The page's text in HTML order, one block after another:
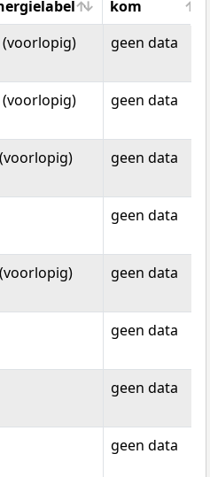
kom
Bebouwde
kom
(voorlopig) geen data
(voorlopig) geen data
geen data
geen data
geen data
geen data
geen data
geen data